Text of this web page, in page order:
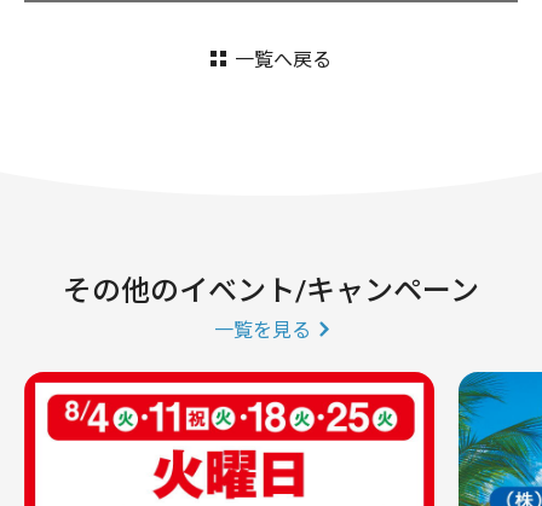
一覧へ戻る
その他のイベント/キャンペーン
一覧を見る